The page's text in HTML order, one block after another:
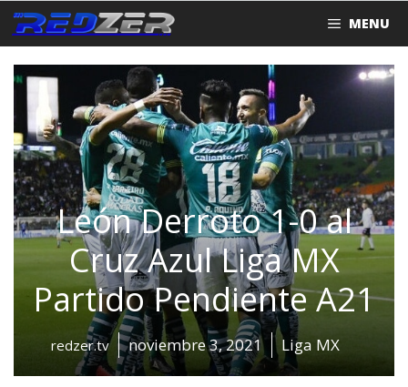
Saltar
al
contenido
MENU
León Derroto 1-0 al
Cruz Azul Liga MX
Partido Pendiente A21
redzer.tv noviembre 3, 2021 Liga MX